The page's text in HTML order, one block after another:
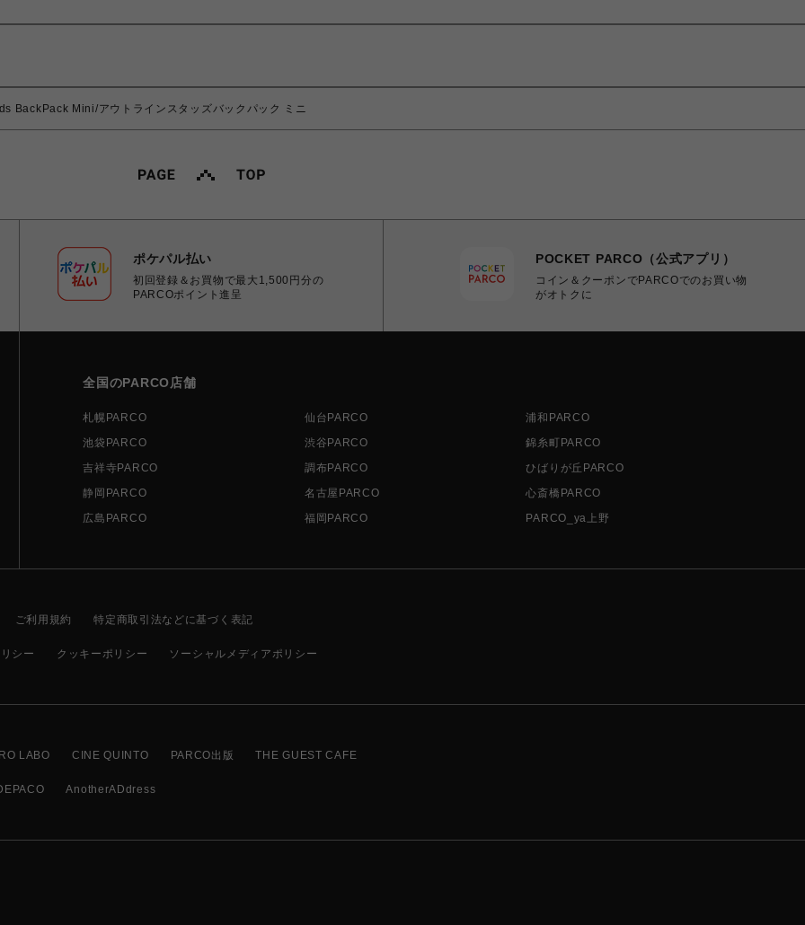
BackPack Mini/アウトラインスタッズバックパック ミニ
ポケパル払い
初回登録＆お買物で最大1,500円分の
PARCOポイント進呈
POCKET PARCO（公式アプリ）
コイン＆クーポンでPARCOでのお買い物
がオトクに
全国のPARCO店舗
札幌PARCO 仙台PARCO
浦和PARCO
池袋PARCO
渋谷PARCO
錦糸町PARCO
吉祥寺PARCO
調布PARCO
ひばりが丘PARCO
静岡PARCO
名古屋PARCO
心斎橋PARCO
広島PARCO
福岡PARCO PARCO_ya上野
ご利用規約 特定商取引法などに基づく表記
シー クッキーポリシー ソーシャルメディアポリシー
LABO CINE QUINTO PARCO出版 THE GUEST CAFE
AnotherADdress